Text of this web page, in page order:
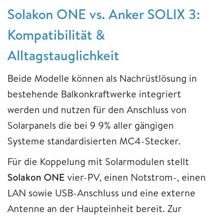
Solakon ONE vs. Anker SOLIX 3:
Kompatibilität &
Alltagstauglichkeit
Beide Modelle können als Nachrüstlösung in
bestehende Balkonkraftwerke integriert
werden und nutzen für den Anschluss von
Solarpanels die bei 9 9% aller gängigen
Systeme standardisierten MC4-Stecker.
Für die Koppelung mit Solarmodulen stellt
Solakon ONE vier-PV, einen Notstrom-, einen
LAN sowie USB-Anschluss und eine externe
Antenne an der Haupteinheit bereit. Zur